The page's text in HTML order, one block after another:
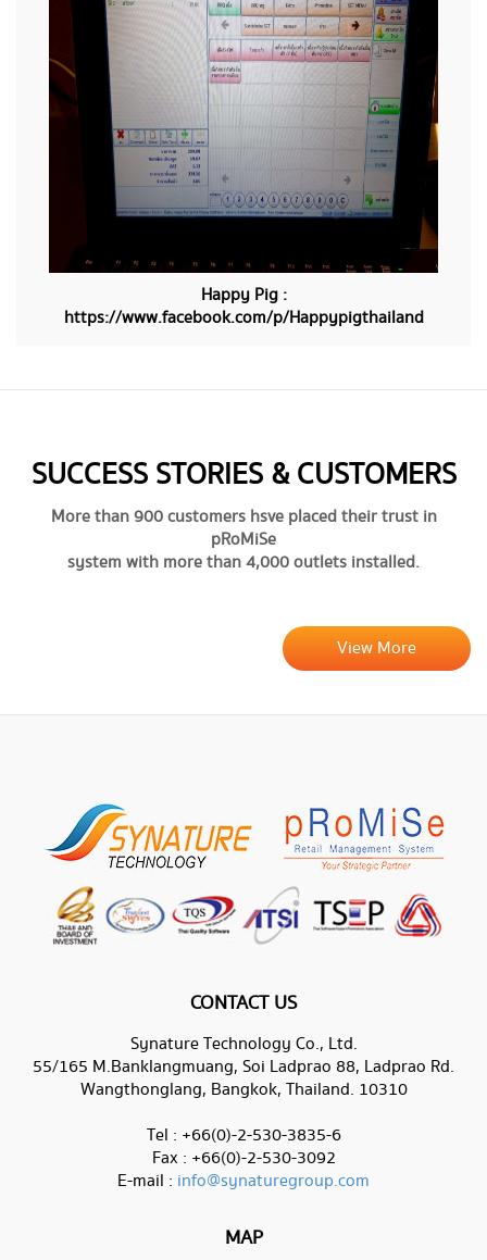
​​Happy Pig :
https://www.facebook.com/p/Happypigthailand
SUCCESS STORIES & CUSTOMERS
More than 900 customers hsve placed their trust in
pRoMiSe
system with more than 4,000 outlets installed.
View More
CONTACT US
Synature Technology Co., Ltd.
55/165 M.Banklangmuang, Soi Ladprao 88, Ladprao Rd.
Wangthonglang, Bangkok, Thailand. 10310
Tel : +66(0)-2-530-3835-6
Fax : +66(0)-2-530-3092
E-mail : info@synaturegroup.com
MAP